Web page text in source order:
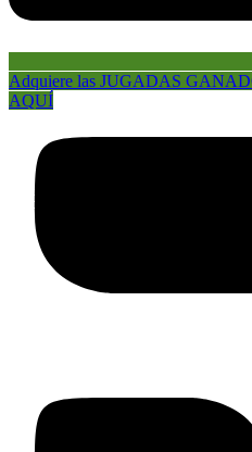
Adquiere las JUGADAS
AQUÍ